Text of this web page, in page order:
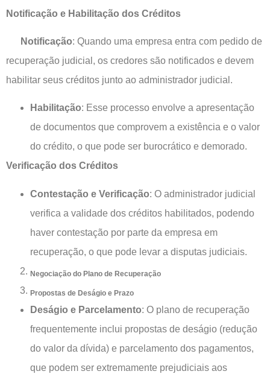
Notificação e Habilitação dos Créditos
Notificação: Quando uma empresa entra com pedido de
recuperação judicial, os credores são notificados e devem
habilitar seus créditos junto ao administrador judicial.
Habilitação: Esse processo envolve a apresentação
de documentos que comprovem a existência e o valor
do crédito, o que pode ser burocrático e demorado.
Verificação dos Créditos
Contestação e Verificação: O administrador judicial
verifica a validade dos créditos habilitados, podendo
haver contestação por parte da empresa em
recuperação, o que pode levar a disputas judiciais.
Negociação do Plano de Recuperação
Propostas de Deságio e Prazo
Deságio e Parcelamento: O plano de recuperação
frequentemente inclui propostas de deságio (redução
do valor da dívida) e parcelamento dos pagamentos,
que podem ser extremamente prejudiciais aos